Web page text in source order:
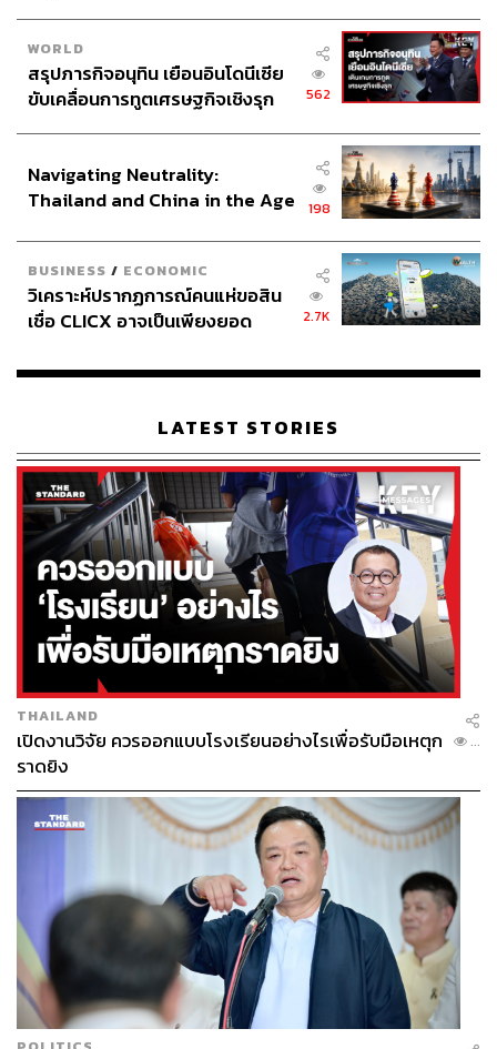
WORLD
สรุปภารกิจอนุทิน เยือนอินโดนีเซีย
ขับเคลื่อนการทูตเศรษฐกิจเชิงรุก
562
Navigating Neutrality:
Thailand and China in the Age
198
BUSINESS / ECONOMIC
วิเคราะห์ปรากฏการณ์คนแห่ขอสิน
เชื่อ CLICX อาจเป็นเพียงยอด
เรือนไทยที่ถูกซุกไว้
2.7K
LATEST STORIES
THAILAND
เปิดงานวิจัย ควรออกแบบโรงเรียนอย่างไรเพื่อรับมือเหตุก
ราดยิง
...